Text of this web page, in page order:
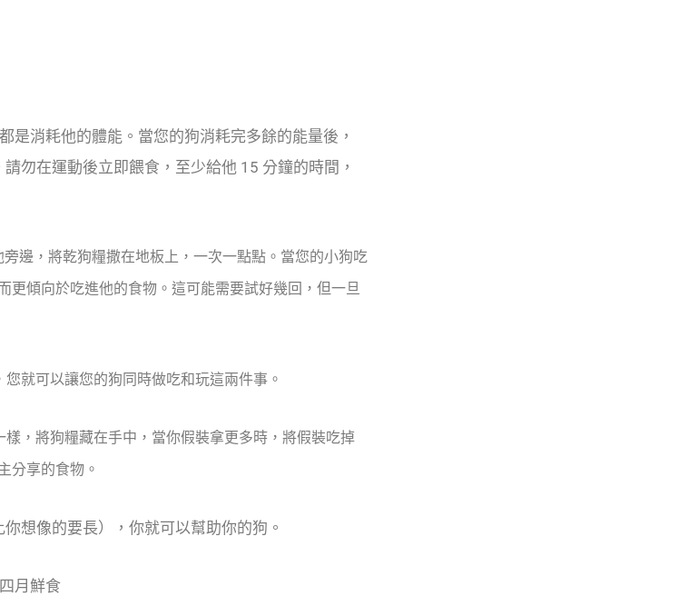
是消耗他的體能。當您的狗消耗完多餘的能量後，
勿在運動後立即餵食，至少給他 15 分鐘的時間，
邊，將乾狗糧撒在地板上，一次一點點。當您的小狗吃
傾向於吃進他的食物。這可能需要試好幾回，但一旦
就可以讓您的狗同時做吃和玩這兩件事。
，將狗糧藏在手中，當你假裝拿更多時，將假裝吃掉
分享的食物。
想像的要長），你就可以幫助你的狗。
月鮮食